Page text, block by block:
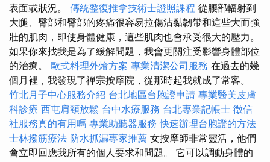
表面或狀況。 傳統整復推拿技術士證照課程 從腰部輻射到
大腿、臀部和臀部的疼痛很容易拉傷沾黏韌帶和這些大而強
壯的肌肉，即使身體健康，這些肌肉也會承受很大的壓力。
如果你來找我是為了緩解問題，我會更關注受影響身體部位
的治療。 歐式料理外燴方案 專業清潔公司服務 在過去的幾
個月裡，我發現了禪宗按摩院，從那時起我就成了常客。
竹北月子中心服務介紹 台北地區台胞證申請 專業醫美皮膚
科診療 西屯肩頸放鬆 台中水療服務 台北專業記帳士 徵信
社服務真的有用嗎 專業助聽器服務 快速辦理台胞證的方法
士林撥筋療法 防水抓漏專家推薦 女按摩師非常靈活，他們
會立即回應我所有的個人要求和問題。 它可以調動身體的